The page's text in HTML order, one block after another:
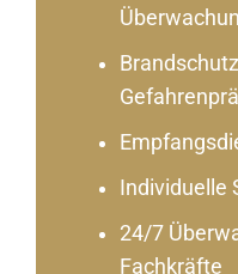
Individuelle
24/7
Fachkräfte